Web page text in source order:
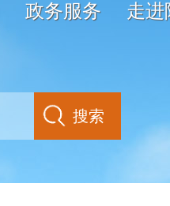
政务服务 走进